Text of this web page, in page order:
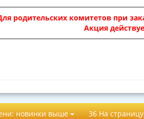
родительских комитетов при
Акция
новинки выше 36 На